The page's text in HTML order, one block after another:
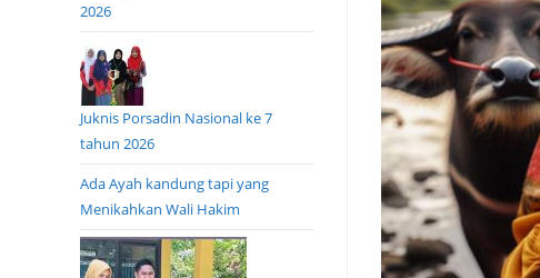
2026
Juknis Porsadin Nasional ke 7
tahun 2026
Ada Ayah kandung tapi yang
Menikahkan Wali Hakim